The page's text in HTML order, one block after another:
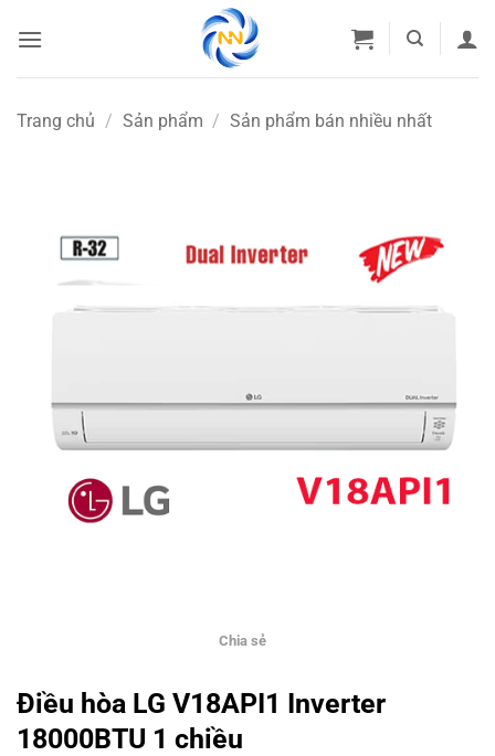
qua
Trang chủ / Sản phẩm / Sản phẩm bán nhiều nhất
Chia sẻ
Điều hòa LG V18API1 Inverter
18000BTU 1 chiều